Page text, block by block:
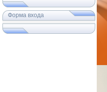
Форма входа